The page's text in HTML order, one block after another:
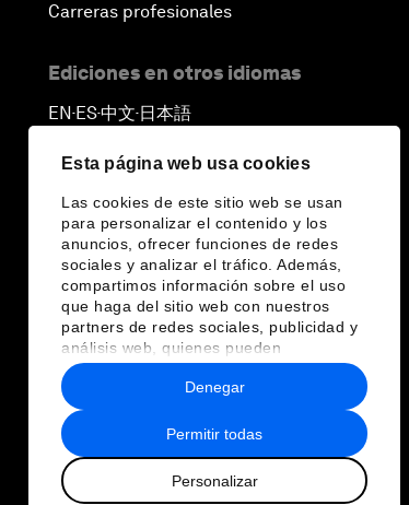
Esta página web usa cookies
Las cookies de este sitio web se usan
para personalizar el contenido y los
anuncios, ofrecer funciones de redes
sociales y analizar el tráfico. Además,
compartimos información sobre el uso
que haga del sitio web con nuestros
partners de redes sociales, publicidad y
análisis web, quienes pueden
combinarla con otra información que les
haya proporcionado o que hayan
recopilado a partir del uso que haya
hecho de sus servicios.
Permitir todas
Personalizar
Denegar
Carreras profesionales
Ediciones en otros idiomas
EN ▪ ES▪中文▪ 日本語